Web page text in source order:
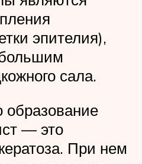
эпителия),
сала.
образование
— это
При нем